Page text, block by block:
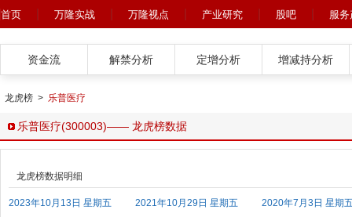
首页 万隆实战 万隆视点 产业研究 股吧 服
资金流 解禁分析 定增分析 增减持分析
龙虎榜 > 乐普医疗
乐普医疗(300003)—— 龙虎榜数据
龙虎榜数据明细
2023年10月13日 星期五 2021年10月29日 星期五
2020年7月3日 星期